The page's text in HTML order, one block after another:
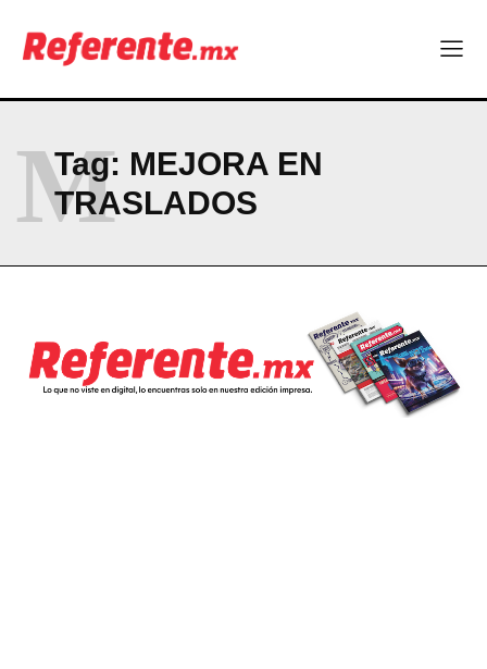
Company
CONTACT
PRIVACY POLICY
NEWSLETTER
Tag: MEJORA EN
TRASLADOS
M